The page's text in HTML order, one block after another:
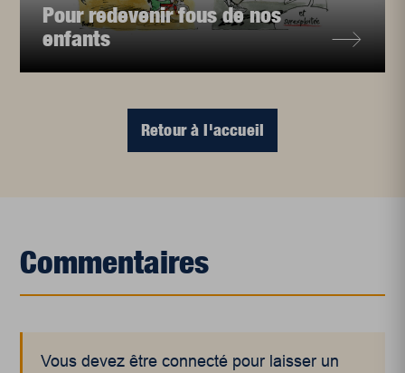
Pour redevenir fous de nos
enfants
Retour à l'accueil
Commentaires
Vous devez être connecté pour laisser un